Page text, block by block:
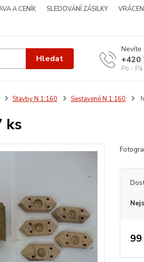
A CENÍK SLEDOVÁNÍ ZÁSILKY
Hledat
Nevíte
+420
Po -
Stavby N 1:160 Sestavené N 1:160
ks